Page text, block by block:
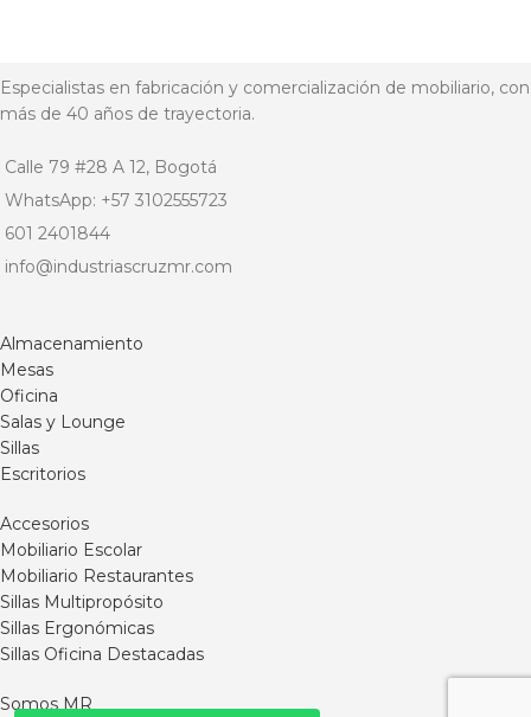
Especialistas en fabricación y comercialización de mobiliario, con
más de 40 años de trayectoria.
Calle 79 #28 A 12, Bogotá
WhatsApp: +57 3102555723
601 2401844
info@industriascruzmr.com
Almacenamiento
Mesas
Oficina
Salas y Lounge
Sillas
Escritorios
Accesorios
Mobiliario Escolar
Mobiliario Restaurantes
Sillas Multipropósito
Sillas Ergonómicas
Sillas Oficina Destacadas
Somos MR